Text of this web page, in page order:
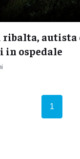
ribalta, autista
in ospedale
1